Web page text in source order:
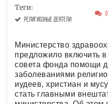
Теги:
религиозные деятели
0
Министерство
предложило включить в
совета фонда помощи
заболеваниями
иудеев, христиан и
стать главными